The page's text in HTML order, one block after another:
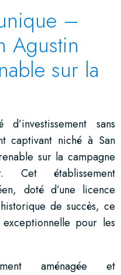
–
Agustin
sur la
sans
captivant niché à San
sur la campagne
établissement
doté d’une licence
de succès, ce
pour les
aménagée et